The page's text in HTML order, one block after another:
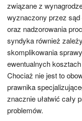
związane z
wyznaczony przez sąd
oraz nadzorowania
syndyka również
skomplikowania
ewentualnych
Chociaż nie jest to
prawnika
znacznie ułatwić cały
problemów.